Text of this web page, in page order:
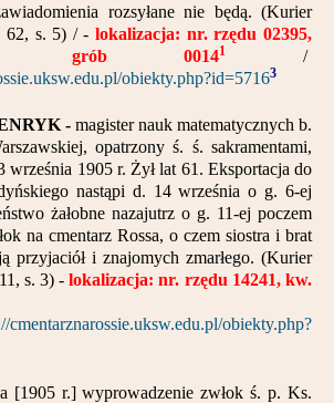
rozsyłane nie będą. (Kurier
62, s. 5) / -lokalizacja: nr. rzędu 02395,
grób 00141
/
obiekty.php?id=57163
- magister nauk matematycznych b.
opatrzony ś. ś. sakramentami,
września 1905 r. Żył lat 61. Eksportacja do
nastąpi d. 14 września o g. 6-ej
żałobne nazajutrz o g. 11-ej poczem
na cmentarz Rossa, o czem siostra i brat
przyjaciół i znajomych zmarłego. (Kurier
s. 3) -lokalizacja: nr. rzędu 14241, kw.
cmentarznarossie.uksw.edu.pl/obiekty.php?
[1905 r.] wyprowadzenie zwłok ś. p. Ks.